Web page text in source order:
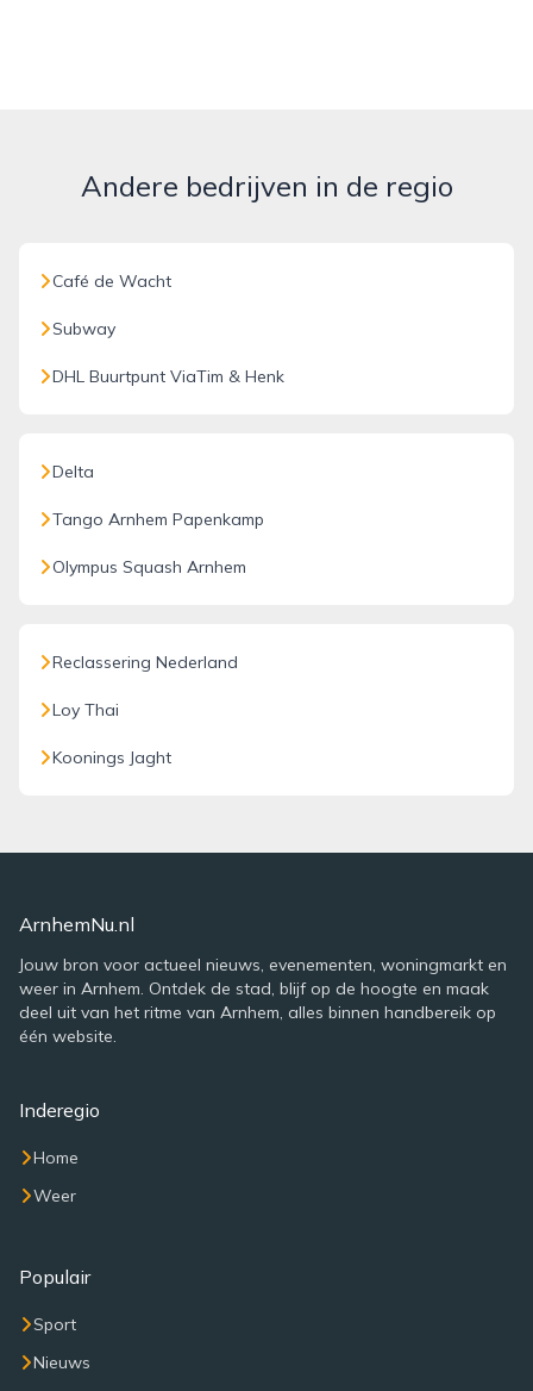
Andere bedrijven in de regio
Café de Wacht
Subway
DHL Buurtpunt ViaTim & Henk
Delta
Tango Arnhem Papenkamp
Olympus Squash Arnhem
Reclassering Nederland
Loy Thai
Koonings Jaght
ArnhemNu.nl
Jouw bron voor actueel nieuws, evenementen, woningmarkt en
weer in Arnhem. Ontdek de stad, blijf op de hoogte en maak
deel uit van het ritme van Arnhem, alles binnen handbereik op
één website.
Inderegio
Home
Weer
Populair
Sport
Nieuws